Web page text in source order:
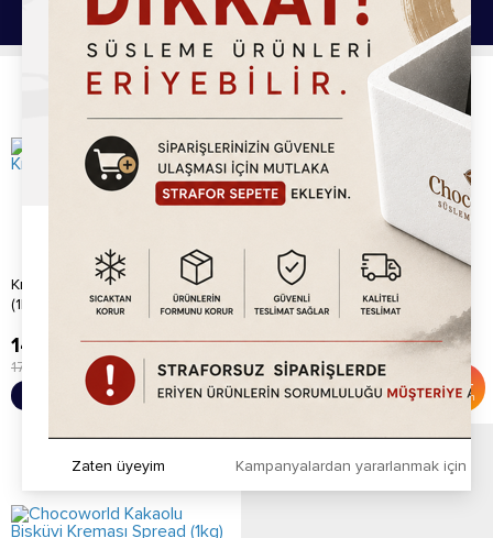
Bu Ürünlerde İlginizi Çekebilir.
Krokantlı Fındık Lokum Kreması
(1kg)
%15
İndirim
149.20 TL
175.00
Sepete Ekle
Specofix Lokum Kreması (1kg)
% 44
İndirim
445.20TL
799.00TL
Sepete Ekle
Kampanyalardan yararlanmak için
Zaten üyeyim